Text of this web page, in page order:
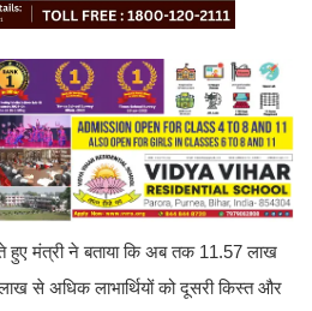
हुए मंत्री ने बताया कि अब तक 11.57 लाख
से अधिक लाभार्थियों को दूसरी किस्त और